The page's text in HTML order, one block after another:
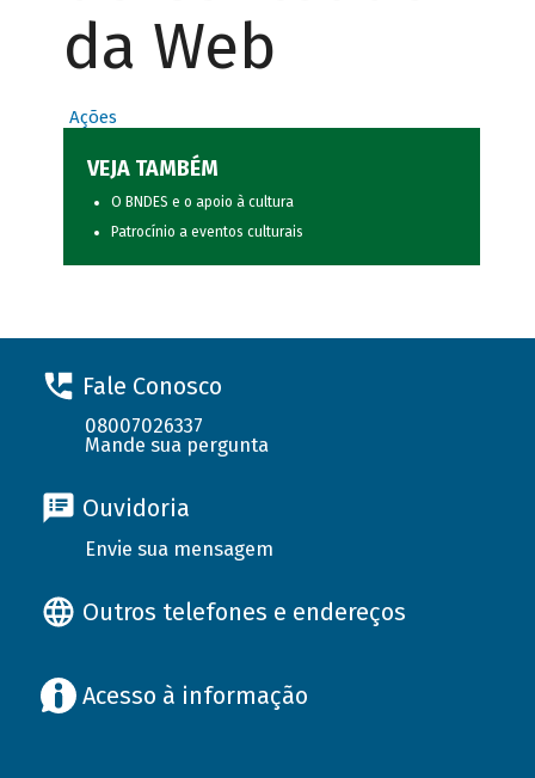
da Web
Ações
VEJA TAMBÉM
O BNDES e o apoio à cultura
Patrocínio a eventos culturais
Fale Conosco
08007026337
Mande sua pergunta
Ouvidoria
Envie sua mensagem
Outros telefones e endereços
Acesso à informação